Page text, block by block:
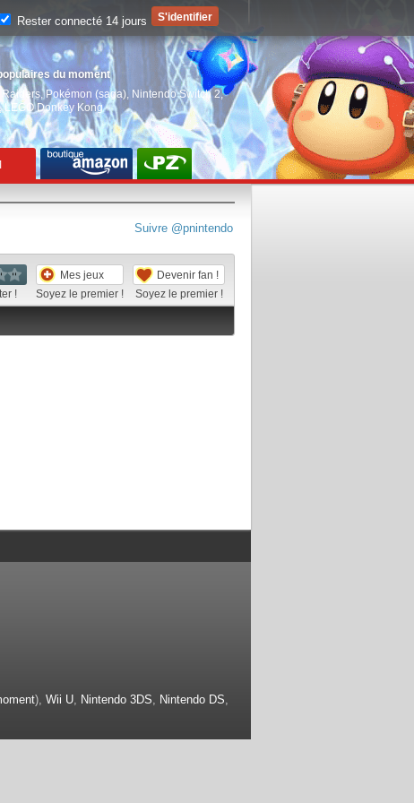
du moment
, Pokémon (saga) Nintendo Switch 2,
,LEGO Donkey Kong
Suivre @pnintendo
!
Mes jeux
Soyez le premier !
Devenir fan !
Soyez le premier !
), Wii U, Nintendo 3DS, Nintendo DS,
Rester connecté 14 jours